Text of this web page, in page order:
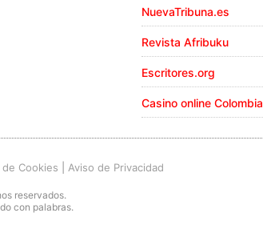
NuevaTribuna.es
Revista Afribuku
Escritores.org
Casino online Colombia
de Cookies Aviso de Privacidad
reservados.
con palabras.